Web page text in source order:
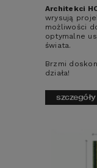
Architekci
wrysują
możliwości
optymalne
świata.
Brzmi
działa!
szczegóły
Tradycyjne
są tymi
inwestorzy,
W